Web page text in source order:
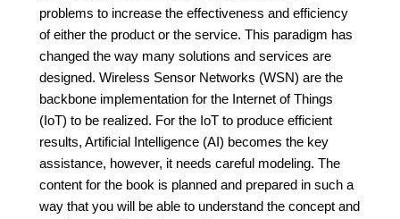
problems to increase the effectiveness and efficiency
of either the product or the service. This paradigm has
changed the way many solutions and services are
designed. Wireless Sensor Networks (WSN) are the
backbone implementation for the Internet of Things
(IoT) to be realized. For the IoT to produce efficient
results, Artificial Intelligence (AI) becomes the key
assistance, however, it needs careful modeling. The
content for the book is planned and prepared in such a
way that you will be able to understand the concept and